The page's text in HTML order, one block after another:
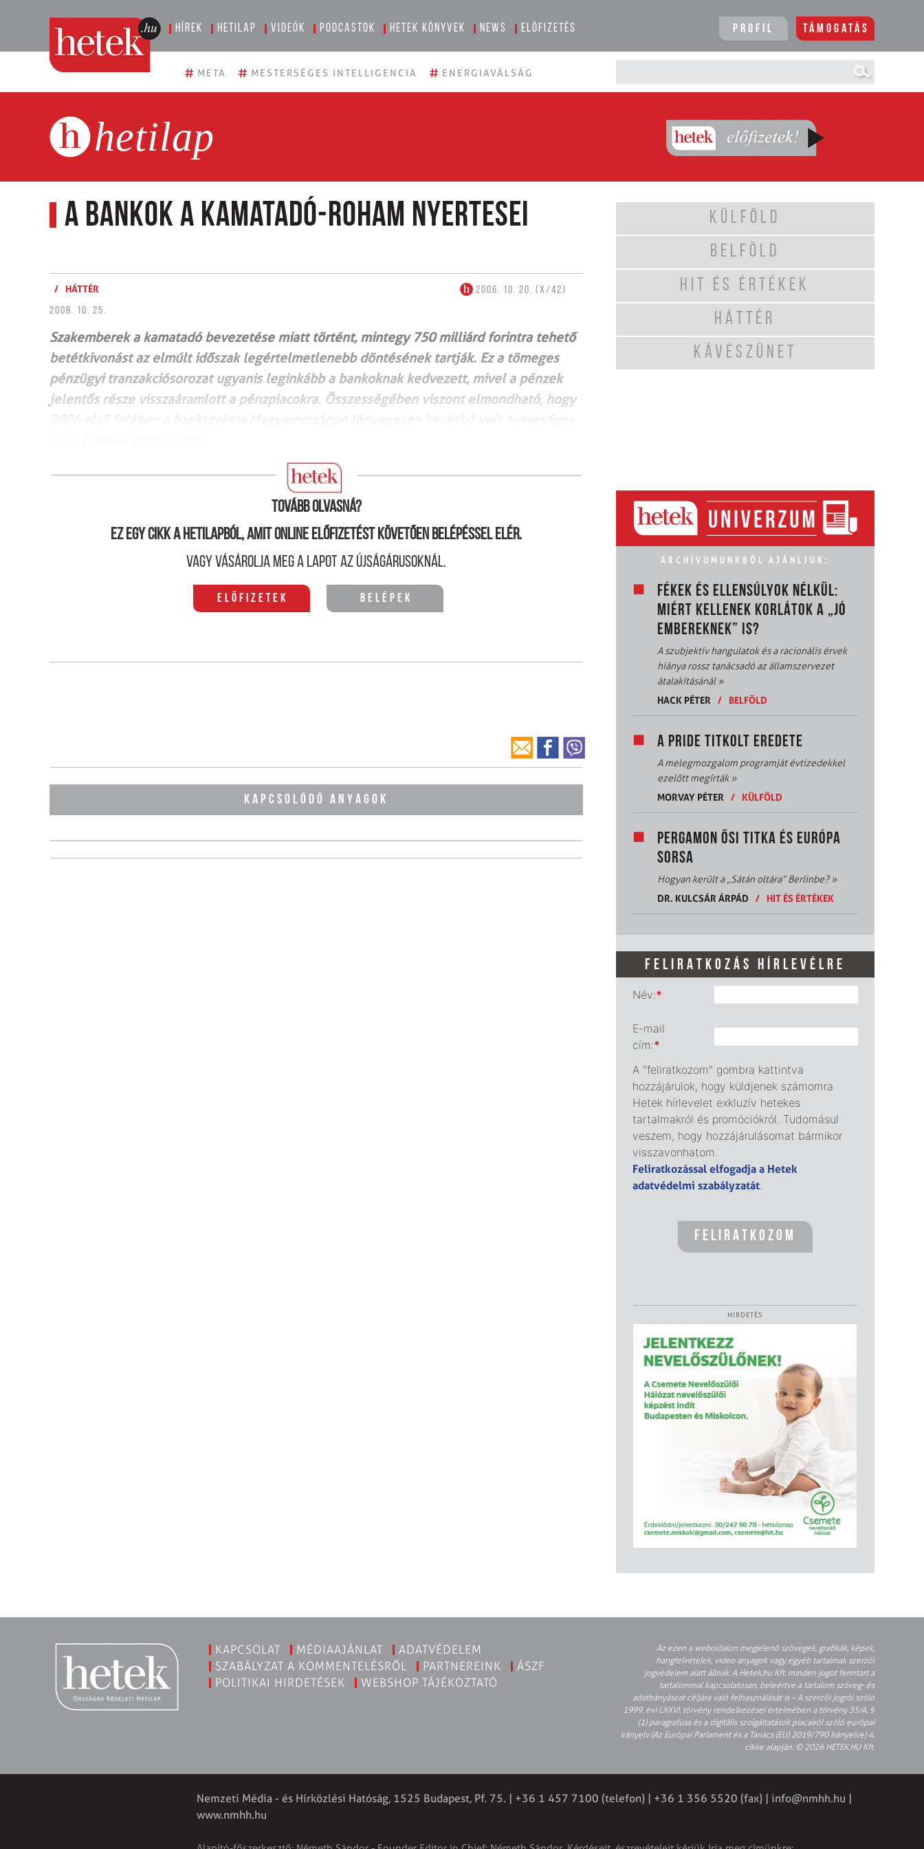
Hírek Hetilap Videók Podcastok Hetek könyvek News Előfizetés Profil Támogatás
# META # MESTERSÉGES INTELLIGENCIA # ENERGIAVÁLSÁG
hetilap
A bankok a kamatadó-roham nyertesei
/ HÁTTÉR
2006. 10. 20. (X/42)
2006. 10. 25.
Szakemberek a kamatadó bevezetése miatt történt, mintegy 750 milliárd forintra tehető
betétkivonást az elmúlt időszak legértelmetlenebb döntésének tartják. Ez a tömeges
pénzügyi tranzakciósorozat ugyanis leginkább a bankoknak kedvezett, mivel a pénzek
jelentős része visszaáramlott a pénzpiacokra. Összességében viszont elmondható, hogy
Tovább olvasná?
Ez egy cikk a hetilapból, amit online előfizetést követően belépéssel elér.
Vagy vásárolja meg a lapot az újságárusoknál.
Előfizetek Belépek
KAPCSOLÓDÓ ANYAGOK
KÜLFÖLD
BELFÖLD
HIT ÉS ÉRTÉKEK
HÁTTÉR
KÁVÉSZÜNET
ARCHÍVUMUNKBÓL AJÁNLJUK:
FÉKEK ÉS ELLENSÚLYOK NÉLKÜL:
MIÉRT KELLENEK KORLÁTOK A „JÓ
EMBEREKNEK” IS?
A szubjektív hangulatok és a racionális érvek
hiánya rossz tanácsadó az államszervezet
átalakításánál»
HACK PÉTER
/ BELFÖLD
A PRIDE TITKOLT EREDETE
A melegmozgalom programját évtizedekkel
ezelőtt megírták»
MORVAY PÉTER
/ KÜLFÖLD
PERGAMON ŐSI TITKA ÉS EURÓPA
SORSA
Hogyan került a „Sátán oltára” Berlinbe?»
DR. KULCSÁR ÁRPÁD
/ HIT ÉS ÉRTÉKEK
FELIRATKOZÁS HÍRLEVÉLRE
Név:*
E-mail
cím:*
A "feliratkozom" gombra kattintva
hozzájárulok, hogy küldjenek számomra
Hetek hírlevelet exkluzív hetekes
tartalmakról és promóciókról. Tudomásul
veszem, hogy hozzájárulásomat bármikor
visszavonhatom.
Feliratkozással elfogadja a Hetek
adatvédelmi szabályzatát.
HIRDETÉS
KAPCSOLAT MÉDIAAJÁNLAT
ADATVÉDELEM
SZABÁLYZAT A KOMMENTELÉSRŐL
PARTNEREINK
ÁSZF
POLITIKAI HIRDETÉSEK
WEBSHOP TÁJÉKOZTATÓ
Az ezen a weboldalon megjelenő szövegek, grafikák, képek,
hangfelvételek, video anyagok vagy egyéb tartalmak szerzői
jogvédelem alatt állnak. A Hetek.hu Kft. minden jogot fenntart a
tartalommal kapcsolatosan, beleértve a tartalom szöveg- és
adatbányászat céljára való felhasználását is – A szerzői jogról szóló
1999. évi LXXVI. törvény rendelkezései értelmében a törvény 35/A. §
(1) paragrafusa és a digitális szolgáltatások piacairól szóló európai
irányelv (Az Európai Parlament és a Tanács (EU) 2019/790 Irányelve) 4.
cikke alapján. © 2026 HETEK.HU Kft.
Nemzeti Média - és Hírközlési Hatóság, 1525 Budapest, Pf. 75. | +36 1 457 7100 (telefon) | +36 1 356 5520 (fax) | info@nmhh.hu
www.nmhh.hu